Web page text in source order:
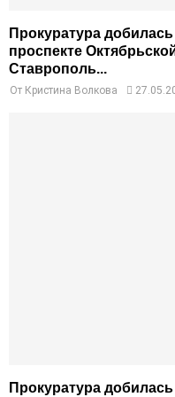
Прокуратура
проспекте
Ставрополь...
От Кристина Волкова
Прокуратура